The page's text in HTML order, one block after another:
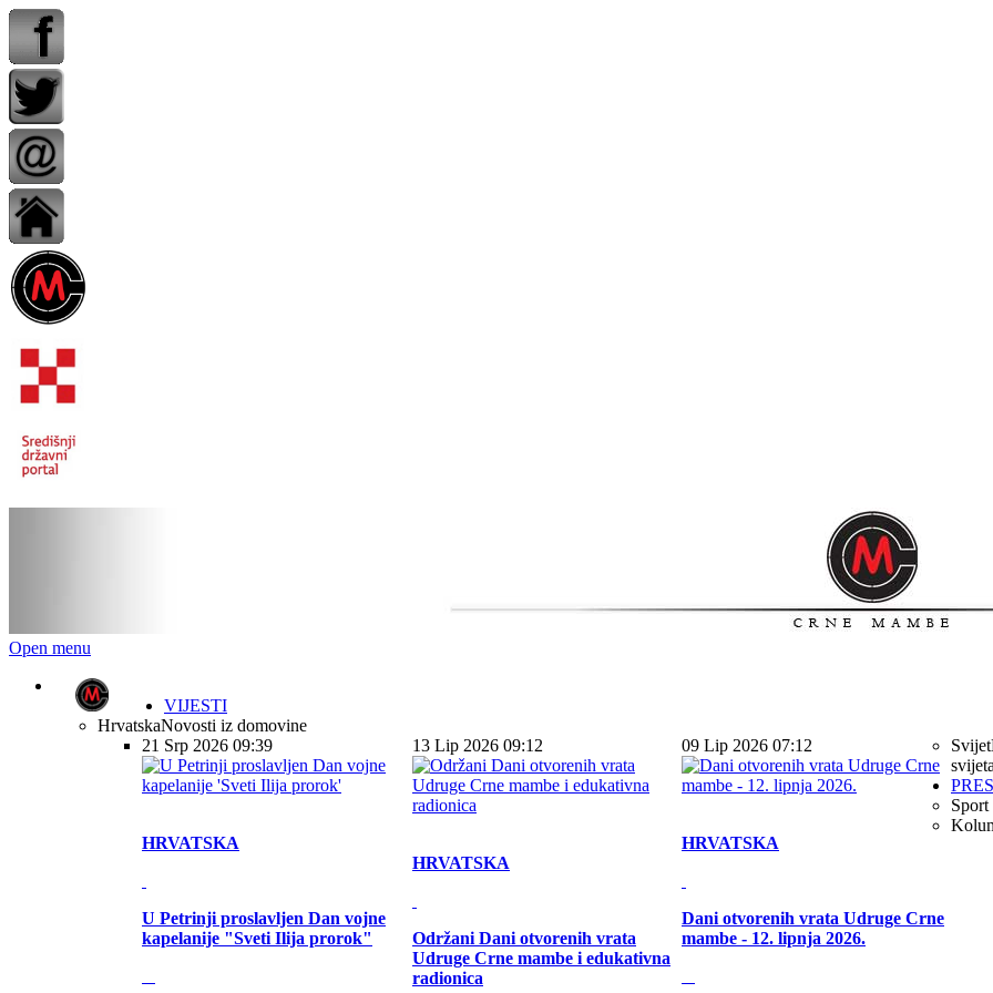
Open menu
VIJESTI
HrvatskaNovosti iz domovine
21 Srp 2026 09:39
HRVATSKA
U Petrinji proslavljen Dan vojne
kapelanije "Sveti Ilija prorok"
13 Lip 2026 09:12
HRVATSKA
Održani Dani otvorenih vrata
Udruge Crne mambe i edukativna
radionica
09 Lip 2026 07:12
HRVATSKA
Dani otvorenih vrata Udruge Crne
mambe - 12. lipnja 2026.
Svijet
svijeta
Sport